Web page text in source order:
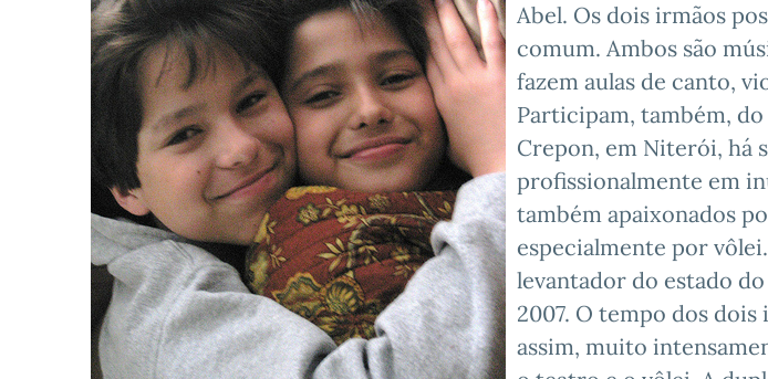
Abel. Os dois irmãos
comum. Ambos são
fazem aulas de canto,
Participam, também,
Crepon, em Niterói, há
profissionalmente em
também apaixonados
especialmente por
levantador do estado
2007. O tempo dos dois
assim, muito